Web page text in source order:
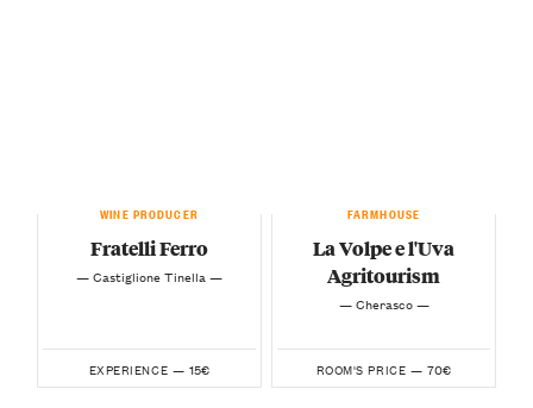
WINE PRODUCER
Fratelli Ferro
— Castiglione Tinella —
EXPERIENCE — 15€
FARMHOUSE
La Volpe e l'Uva
Agritourism
— Cherasco —
ROOM'S PRICE — 70€